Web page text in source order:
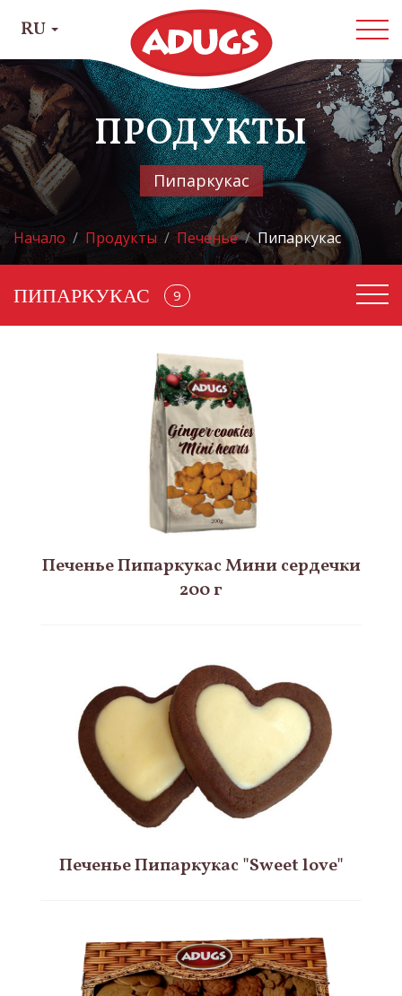
RU
ПРОДУКТЫ
Пипаркукас
Начало Продукты Печенье Пипаркукас
68
ПИПАРКУКАС 9
Печенье Пипаркукас Мини сердечки
200 г
Печенье Пипаркукас "Sweet love"